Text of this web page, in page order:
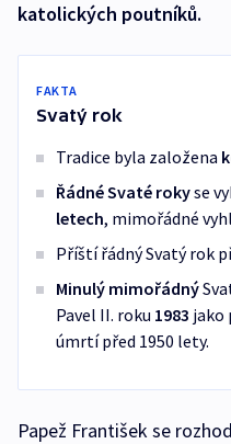
katolických poutníků.
FAKTA
Svatý rok
Tradice byla založena
Řádné Svaté rokyse
letech, mimořádné
Příští řádný Svatý rok
Minulý mimořádný
Pavel II. roku 1983 jako
úmrtí před 1950 lety.
Papež František se